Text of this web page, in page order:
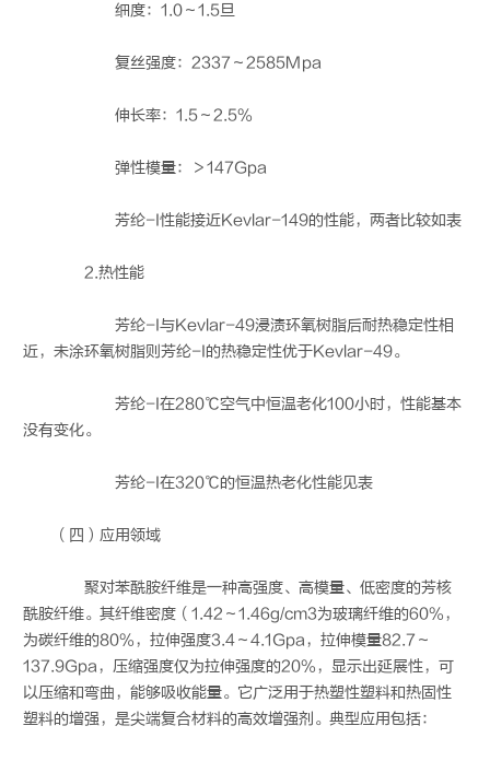
细度：1.0～1.5旦
复丝强度：2337～2585Mpa
伸长率：1.5～2.5%
弹性模量：＞147Gpa
芳纶-I性能接近Kevlar-149的性能，两者比较如表
2.热性能
芳纶-I与Kevlar-49浸渍环氧树脂后耐热稳定性相
近，未涂环氧树脂则芳纶-I的热稳定性优于Kevlar-49。
芳纶-I在280℃空气中恒温老化100小时，性能基本
没有变化。
芳纶-I在320℃的恒温热老化性能见表
（四）应用领域
聚对苯酰胺纤维是一种高强度、高模量、低密度的芳核
酰胺纤维。其纤维密度（1.42～1.46g/cm3为玻璃纤维的60%，
为碳纤维的80%，拉伸强度3.4～4.1Gpa，拉伸模量82.7～
137.9Gpa，压缩强度仅为拉伸强度的20%，显示出延展性，可
以压缩和弯曲，能够吸收能量。它广泛用于热塑性塑料和热固性
塑料的增强，是尖端复合材料的高效增强剂。典型应用包括：